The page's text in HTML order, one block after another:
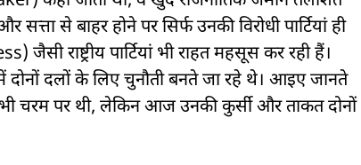
से बाहर होने पर सिर्फ उनकी विरोधी पार्टियां ही
राष्ट्रीय पार्टियां भी राहत महसूस कर रही हैं।
दोनों दलों के लिए चुनौती बनते जा रहे थे। आइए जानते
चरम पर थी, लेकिन आज उनकी कुर्सी और ताकत दोनों